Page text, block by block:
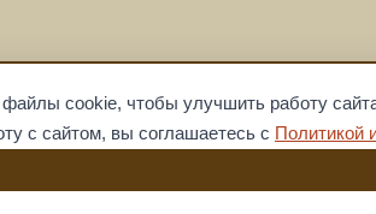
cookie, чтобы улучшить работу
с сайтом, вы соглашаетесь с Политикой